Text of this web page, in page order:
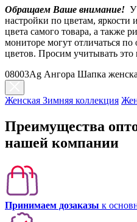
Обращаем Ваше внимание! У
настройки по цветам, яркости
цвета самого товара, а также
мониторе могут отличаться по
цветов. Просим учитывать это
08003Ag Ангора Шапка
Женская Зимняя коллекция
Преимущества
нашей компании
Принимаем дозаказы к